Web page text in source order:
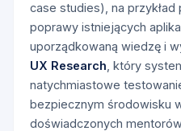
case studies), na
poprawy istniejących
uporządkowaną wiedzę i
UX Research , który
natychmiastowe
bezpiecznym środowisku
doświadczonych